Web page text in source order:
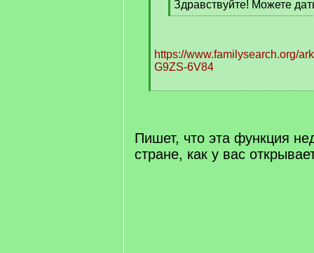
]
Здравствуйте! Можете
[
]
https://www.familysearch.org/
G9ZS-6V84
[
Пишет, что эта функция
стране, как у вас